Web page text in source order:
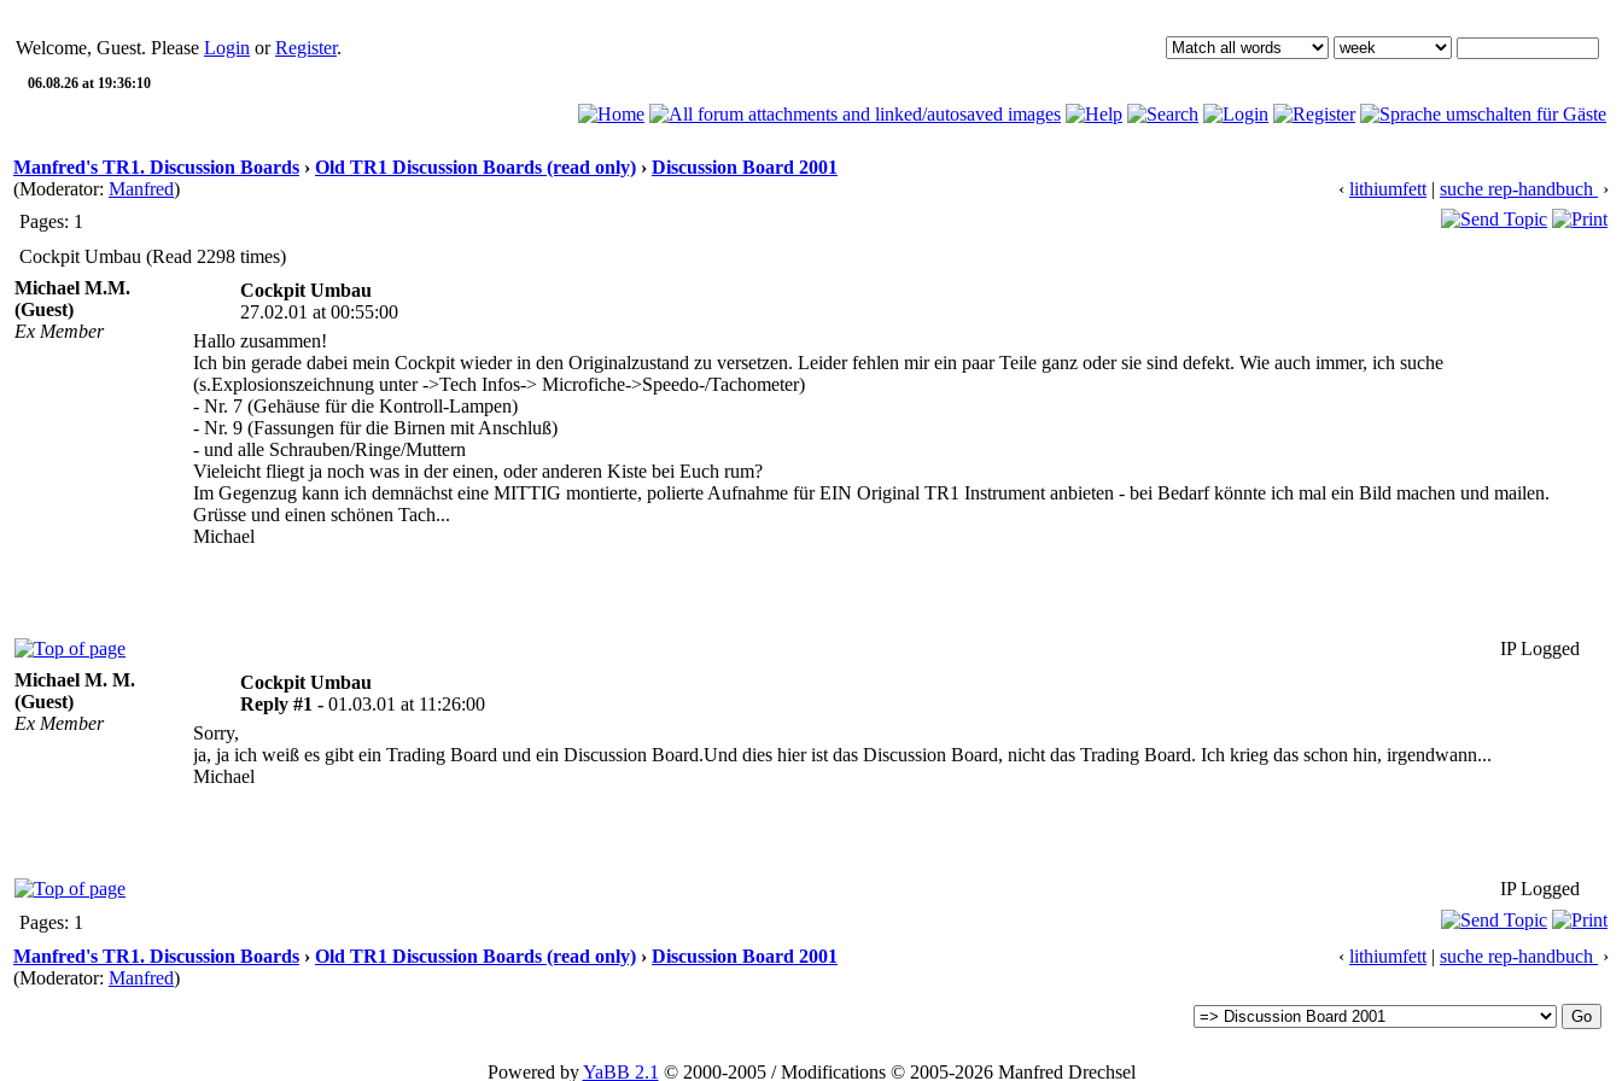
Welcome, Guest. Please Login orRegister.
06.08.26 at 19:36:10
Manfred's TR1. Discussion Boards › Old TR1 Discussion Boards (read only) › Discussion Board 2001
(Moderator: Manfred) ‹ lithiumfett | suche rep-handbuch ›
Pages: 1
Cockpit Umbau (Read 2298 times)
Michael M.M.
(Guest)
Ex Member
Cockpit Umbau
27.02.01 at 00:55:00
Hallo zusammen!
Ich bin gerade dabei mein Cockpit wieder in den Originalzustand zu versetzen. Leider fehlen mir ein paar Teile ganz oder sie sind defekt. Wie auch immer, ich suche
(s.Explosionszeichnung unter ->Tech Infos-> Microfiche->Speedo-/Tachometer)
- Nr. 7 (Gehäuse für die Kontroll-Lampen)
- Nr. 9 (Fassungen für die Birnen mit Anschluß)
- und alle Schrauben/Ringe/Muttern
Vieleicht fliegt ja noch was in der einen, oder anderen Kiste bei Euch rum?
Im Gegenzug kann ich demnächst eine MITTIG montierte, polierte Aufnahme für EIN Original TR1 Instrument anbieten - bei Bedarf könnte ich mal ein Bild machen und mailen.
Grüsse und einen schönen Tach...
Michael
IP Logged
Michael M. M.
(Guest)
Ex Member
Cockpit Umbau
Reply #1 - 01.03.01 at 11:26:00
Sorry,
ja, ja ich weiß es gibt ein Trading Board und ein Discussion Board.Und dies hier ist das Discussion Board, nicht das Trading Board. Ich krieg das schon hin, irgendwann...
Michael
IP Logged
Pages: 1
Manfred's TR1. Discussion Boards › Old TR1 Discussion Boards (read only) › Discussion Board 2001
(Moderator: Manfred)
‹ lithiumfett | suche rep-handbuch ›
Powered byYaBB 2.1 © 2000-2005/Modifications © 2005-2026 Manfred Drechsel